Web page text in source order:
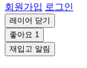
회원가입 로그인
레이어 닫기
좋아요 1
재입고 알림